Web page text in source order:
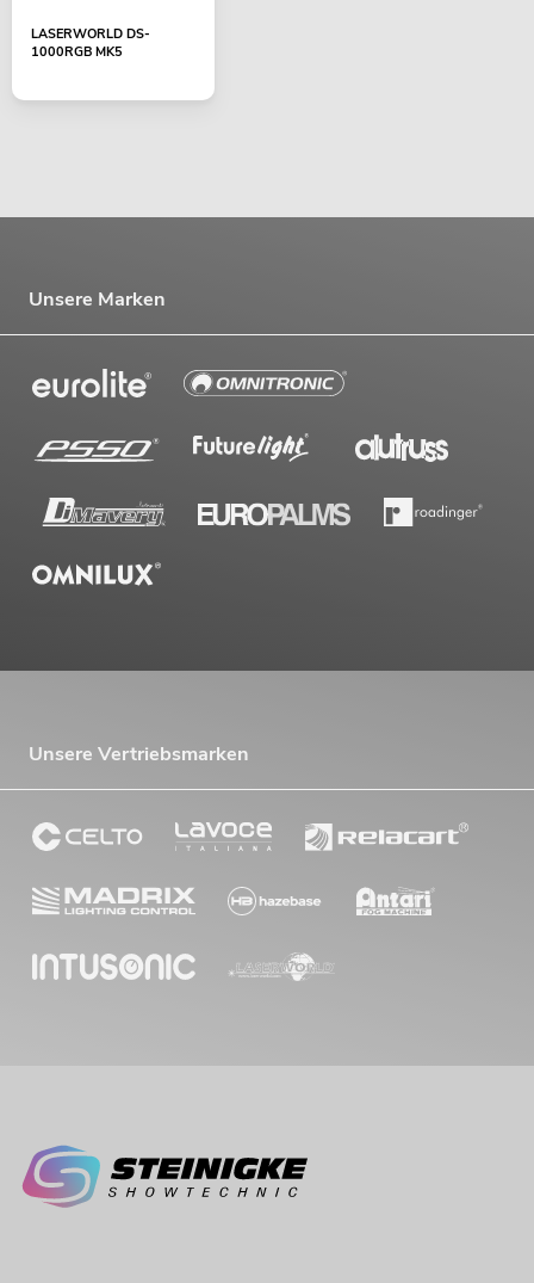
LASERWORLD DS-
1000RGB MK5
Unsere Marken
Unsere Vertriebsmarken